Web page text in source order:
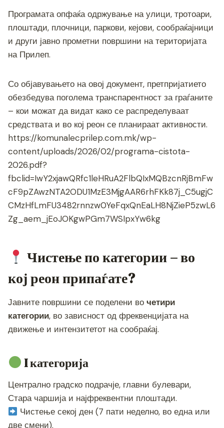
Програмата опфаќа одржување на улици, тротоари,
плоштади, плочници, паркови, кејови, сообраќајници
и други јавно прометни површини на територијата
на Прилеп.
Со објавувањето на овој документ, претпријатието
обезбедува поголема транспарентност за граѓаните
– кои можат да видат како се распределуваат
средствата и во кој реон се планираат активности.
https://komunalecprilep.com.mk/wp-
content/uploads/2026/02/programa-cistota-
2026.pdf?
fbclid=IwY2xjawQRfc1leHRuA2FlbQIxMQBzcnRjBmFw
cF9pZAwzNTA2ODU1MzE3MjgAAR6rhFKk87j_C5ugjC
CMzHfLmFU3482rnnzw0YeFqxQnEaLH8NjZieP5zwL6
Zg_aem_jEoJOKgwPGm7WSIpxYw6kg
Чистење по категории – во
кој реон припаѓате?
Јавните површини се поделени во четири
категории, во зависност од фреквенцијата на
движење и интензитетот на сообраќај.
I категорија
Централно градско подрачје, главни булевари,
Стара чаршија и најфреквентни плоштади.
Чистење секој ден (7 пати неделно, во една или
две смени).